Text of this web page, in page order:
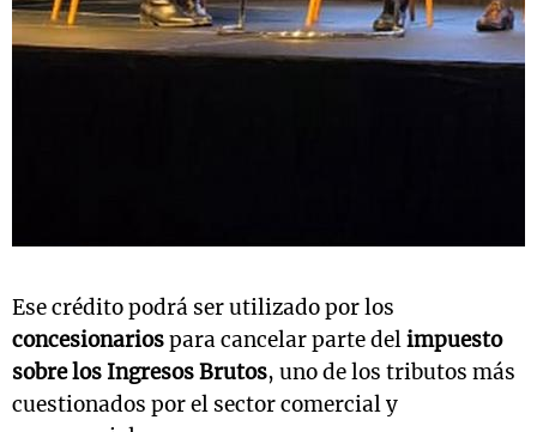
Ese crédito podrá ser utilizado por los
concesionariospara cancelar parte delimpuesto
sobre los Ingresos Brutos, uno de los tributos más
cuestionados por el sector comercial y